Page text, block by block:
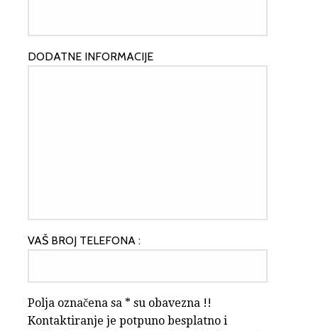
DODATNE INFORMACIJE
VAŠ BROJ TELEFONA :
Polja označena sa * su obavezna !!
Kontaktiranje je potpuno besplatno i